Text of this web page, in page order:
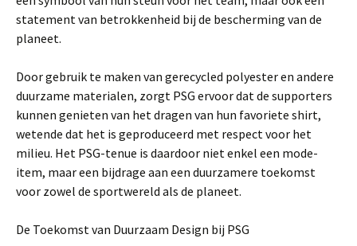
statement van betrokkenheid bij de bescherming van de
planeet.
Door gebruik te maken van gerecycled polyester en andere
duurzame materialen, zorgt PSG ervoor dat de supporters
kunnen genieten van het dragen van hun favoriete shirt,
wetende dat het is geproduceerd met respect voor het
milieu. Het PSG-tenue is daardoor niet enkel een mode-
item, maar een bijdrage aan een duurzamere toekomst
voor zowel de sportwereld als de planeet.
De Toekomst van Duurzaam Design bij PSG